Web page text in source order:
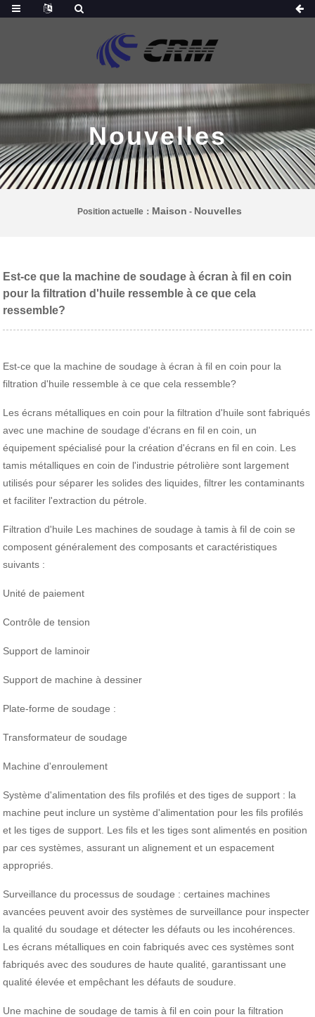
Nouvelles
Position actuelle： Maison - Nouvelles
Est-ce que la machine de soudage à écran à fil en coin
pour la filtration d'huile ressemble à ce que cela
ressemble?
Est-ce que la machine de soudage à écran à fil en coin pour la
filtration d'huile ressemble à ce que cela ressemble?
Les écrans métalliques en coin pour la filtration d'huile sont fabriqués
avec une machine de soudage d'écrans en fil en coin, un
équipement spécialisé pour la création d'écrans en fil en coin. Les
tamis métalliques en coin de l'industrie pétrolière sont largement
utilisés pour séparer les solides des liquides, filtrer les contaminants
et faciliter l'extraction du pétrole.
Filtration d'huile Les machines de soudage à tamis à fil de coin se
composent généralement des composants et caractéristiques
suivants :
Unité de paiement
Contrôle de tension
Support de laminoir
Support de machine à dessiner
Plate-forme de soudage :
Transformateur de soudage
Machine d'enroulement
Système d'alimentation des fils profilés et des tiges de support : la
machine peut inclure un système d'alimentation pour les fils profilés
et les tiges de support. Les fils et les tiges sont alimentés en position
par ces systèmes, assurant un alignement et un espacement
appropriés.
Surveillance du processus de soudage : certaines machines
avancées peuvent avoir des systèmes de surveillance pour inspecter
la qualité du soudage et détecter les défauts ou les incohérences.
Les écrans métalliques en coin fabriqués avec ces systèmes sont
fabriqués avec des soudures de haute qualité, garantissant une
qualité élevée et empêchant les défauts de soudure.
Une machine de soudage de tamis à fil en coin pour la filtration